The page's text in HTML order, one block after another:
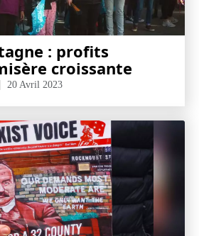
: profits
croissante
20 Avril 2023